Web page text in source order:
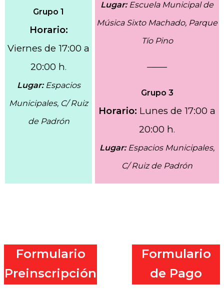
Grupo 1
Horario:
Viernes de 17:00 a
20:00 h.
Lugar: Espacios
Municipales, C/ Ruiz
de Padrón
Lugar: Escuela Municipal de
Música Sixto Machado, Parque
Tío Pino
——–
Grupo 3
Horario: Lunes de 17:00 a
20:00 h.
Lugar: Espacios Municipales,
C/ Ruiz de Padrón
Formulario
Preinscripción
Formulario
de Pago